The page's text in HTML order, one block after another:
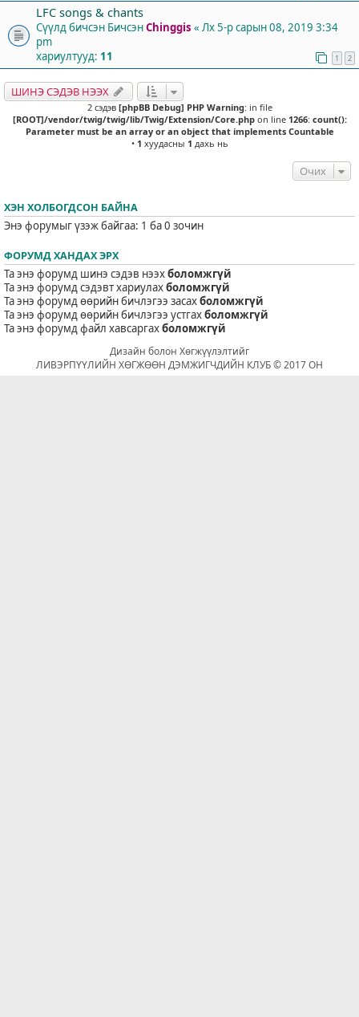
LFC songs & chants
Сүүлд бичсэн БичсэнChinggis « Лх 5-р сарын 08, 2019 3:34
pm
хариултууд: 11 1 2
ШИНЭ СЭДЭВ НЭЭХ
2 сэдэв [phpBB Debug] PHP Warning: in file
[ROOT]/vendor/twig/twig/lib/Twig/Extension/Core.phpon line 1266: count():
Parameter must be an array or an object that implements Countable
• 1 хуудасны 1 дахь нь
Очих
ХЭН ХОЛБОГДСОН БАЙНА
Энэ форумыг үзэж байгаа: 1 ба 0 зочин
ФОРУМД ХАНДАХ ЭРХ
Та энэ форумд шинэ сэдэв нээхболомжгүй
Та энэ форумд сэдэвт хариулахболомжгүй
Та энэ форумд өөрийн бичлэгээ засахболомжгүй
Та энэ форумд өөрийн бичлэгээ устгахболомжгүй
Та энэ форумд файл хавсаргахболомжгүй
Дизайн болон Хөгжүүлэлтийг
ЛИВЭРПҮҮЛИЙН ХӨГЖӨӨН ДЭМЖИГЧДИЙН КЛУБ © 2017 ОН